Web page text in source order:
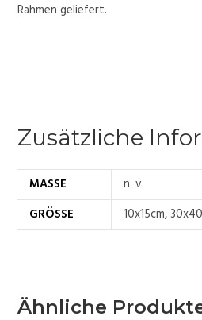
Rahmen geliefert.
Zusätzliche
MASSE
n. v.
GRÖSSE
10x15cm,
Ähnliche